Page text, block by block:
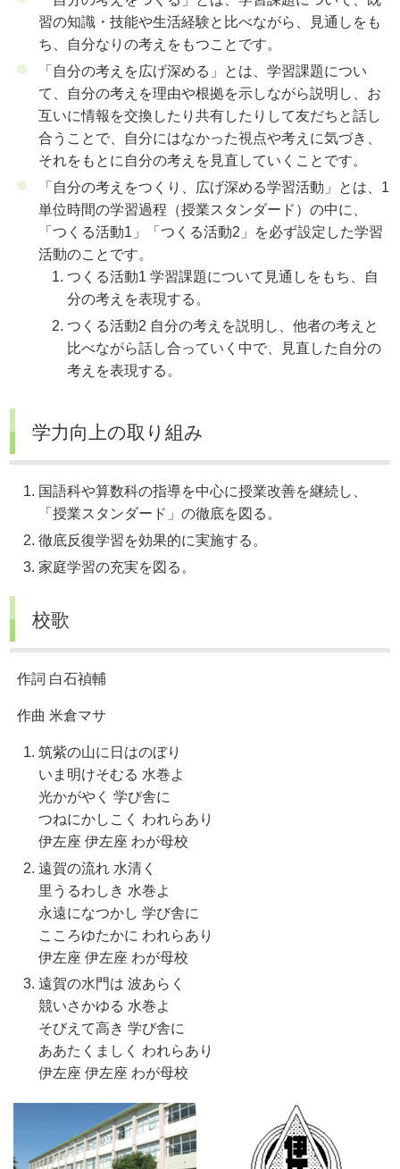
習の知識・技能や生活経験と比べながら、見通しをも
ち、自分なりの考えをもつことです。
「自分の考えを広げ深める」とは、学習課題につい
て、自分の考えを理由や根拠を示しながら説明し、お
互いに情報を交換したり共有したりして友だちと話し
合うことで、自分にはなかった視点や考えに気づき、
それをもとに自分の考えを見直していくことです。
「自分の考えをつくり、広げ深める学習活動」とは、1
単位時間の学習過程（授業スタンダード）の中に、
「つくる活動1」「つくる活動2」を必ず設定した学習
活動のことです。
つくる活動1 学習課題について見通しをもち、自
分の考えを表現する。
つくる活動2 自分の考えを説明し、他者の考えと
比べながら話し合っていく中で、見直した自分の
考えを表現する。
学力向上の取り組み
国語科や算数科の指導を中心に授業改善を継続し、
「授業スタンダード」の徹底を図る。
徹底反復学習を効果的に実施する。
家庭学習の充実を図る。
校歌
作詞 白石禎輔
作曲 米倉マサ
筑紫の山に日はのぼり
いま明けそむる 水巻よ
光かがやく 学び舎に
つねにかしこく われらあり
伊左座 伊左座 わが母校
遠賀の流れ 水清く
里うるわしき 水巻よ
永遠になつかし 学び舎に
こころゆたかに われらあり
伊左座 伊左座 わが母校
遠賀の水門は 波あらく
競いさかゆる 水巻よ
そびえて高き 学び舎に
ああたくましく われらあり
伊左座 伊左座 わが母校